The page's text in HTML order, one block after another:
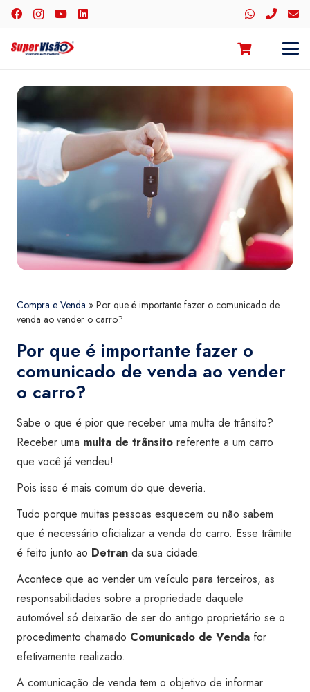
Compra e Venda » Por que é importante fazer o comunicado de
venda ao vender o carro?
Por que é importante fazer o
comunicado de venda ao vender
o carro?
Sabe o que é pior que receber uma multa de trânsito?
Receber uma multa de trânsito referente a um carro
que você já vendeu!
Pois isso é mais comum do que deveria.
Tudo porque muitas pessoas esquecem ou não sabem
que é necessário oficializar a venda do carro. Esse trâmite
é feito junto ao Detran da sua cidade.
Acontece que ao vender um veículo para terceiros, as
responsabilidades sobre a propriedade daquele
automóvel só deixarão de ser do antigo proprietário se o
procedimento chamado Comunicado de Venda for
efetivamente realizado.
A comunicação de venda tem o objetivo de informar